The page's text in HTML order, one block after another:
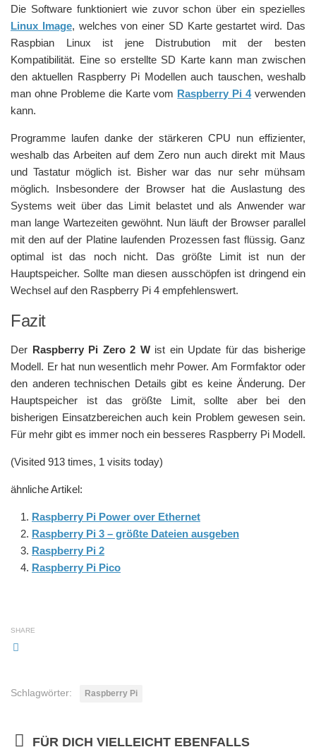
Die Software funktioniert wie zuvor schon über ein spezielles
Linux Image, welches von einer SD Karte gestartet wird. Das
Raspbian Linux ist jene Distrubution mit der besten
Kompatibilität. Eine so erstellte SD Karte kann man zwischen
den aktuellen Raspberry Pi Modellen auch tauschen, weshalb
man ohne Probleme die Karte vom Raspberry Pi 4verwenden
kann.
Programme laufen danke der stärkeren CPU nun effizienter,
weshalb das Arbeiten auf dem Zero nun auch direkt mit Maus
und Tastatur möglich ist. Bisher war das nur sehr mühsam
möglich. Insbesondere der Browser hat die Auslastung des
Systems weit über das Limit belastet und als Anwender war
man lange Wartezeiten gewöhnt. Nun läuft der Browser parallel
mit den auf der Platine laufenden Prozessen fast flüssig. Ganz
optimal ist das noch nicht. Das größte Limit ist nun der
Hauptspeicher. Sollte man diesen ausschöpfen ist dringend ein
Wechsel auf den Raspberry Pi 4 empfehlenswert.
Fazit
Der Raspberry Pi Zero 2 Wist ein Update für das bisherige
Modell. Er hat nun wesentlich mehr Power. Am Formfaktor oder
den anderen technischen Details gibt es keine Änderung. Der
Hauptspeicher ist das größte Limit, sollte aber bei den
bisherigen Einsatzbereichen auch kein Problem gewesen sein.
Für mehr gibt es immer noch ein besseres Raspberry Pi Modell.
(Visited 913 times, 1 visits today)
ähnliche Artikel:
Raspberry Pi Power over Ethernet
Raspberry Pi 3 – größte Dateien ausgeben
Raspberry Pi 2
Raspberry Pi Pico
SHARE
Schlagwörter: Raspberry Pi
FÜR DICH VIELLEICHT EBENFALLS